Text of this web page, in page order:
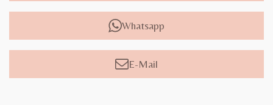
Whatsapp
E-Mail